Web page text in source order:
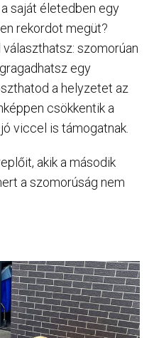
saját életedben egy
rekordot megüt?
szomorúan
egy
a helyzetet az
csökkentik a
viccel is támogatnak.
akik a második
a szomorúság nem